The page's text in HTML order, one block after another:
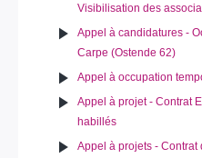
Visibilisation des
Appel à candidatures -
Carpe (Ostende 62)
Appel à occupation
Appel à projet - Contrat
habillés
Appel à projets -